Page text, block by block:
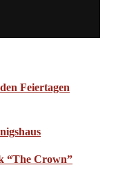
Feiertagen
“The Crown”